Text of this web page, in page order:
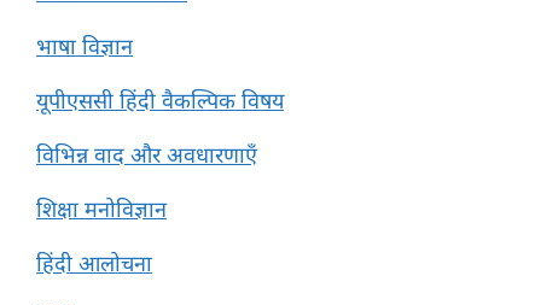
भाषा विज्ञान
यूपीएससी हिंदी वैकल्पिक विषय
विभिन्न वाद और अवधारणाएँ
शिक्षा मनोविज्ञान
हिंदी आलोचना